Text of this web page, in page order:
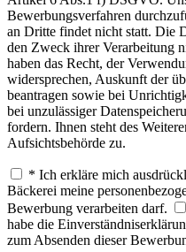
Bewerbungsverfahren
an Dritte findet nicht statt. Die
den Zweck ihrer Verarbeitung
haben das Recht, der
widersprechen, Auskunft der
beantragen sowie bei
bei unzulässiger
fordern. Ihnen steht des
Aufsichtsbehörde zu.
* Ich erkläre mich
Bäckerei meine
Bewerbung verarbeiten darf.
habe die
zum Absenden dieser